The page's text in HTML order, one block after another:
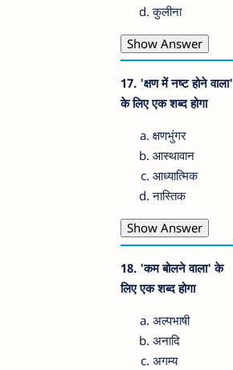
कुलीना
Show Answer
17. 'क्षण में नष्ट होने वाला'
के लिए एक शब्द होगा
क्षणभुंगर
आस्थावान
आध्यात्मिक
नास्तिक
Show Answer
18. 'कम बोलने वाला' के
लिए एक शब्द होगा
अल्पभाषी
अनादि
अगम्य